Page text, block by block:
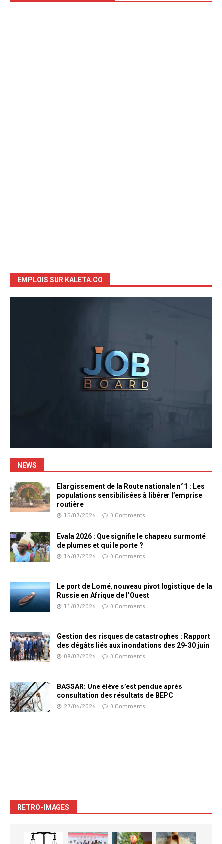
EMPLOIS SUR KALETA.CO
NEWS
Elargissement de la Route nationale n°1 : Les
populations sensibilisées à libérer l’emprise
routière
15/07/2026 0 Comments
Evala 2026 : Que signifie le chapeau surmonté
de plumes et qui le porte ?
14/07/2026 0 Comments
Le port de Lomé, nouveau pivot logistique de la
Russie en Afrique de l’Ouest
11/07/2026 0 Comments
Gestion des risques de catastrophes : Rapport
des dégâts liés aux inondations des 29-30 juin
08/07/2026 0 Comments
BASSAR: Une élève s’est pendue après
consultation des résultats de BEPC
27/06/2026 0 Comments
RETRO-IMAGES